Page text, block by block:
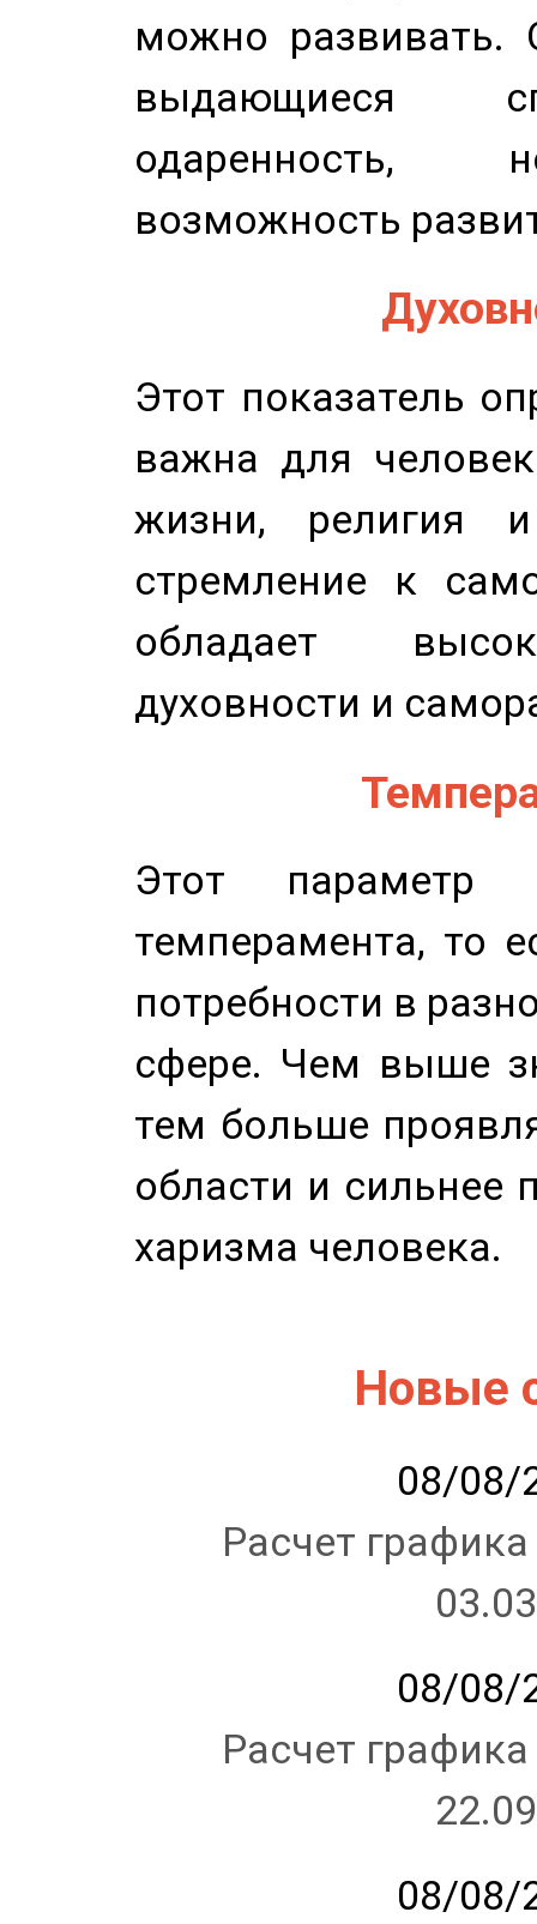
можно развивать.
выдающиеся
одаренность,
возможность
Этот показатель
важна для
жизни, религия
стремление к
обладает
духовности и
Этот параметр
темперамента, то
потребности в
сфере. Чем выше
тем больше
области и сильнее
харизма человека.
Новые
08/08/
Расчет
08/08/
Расчет
08/08/